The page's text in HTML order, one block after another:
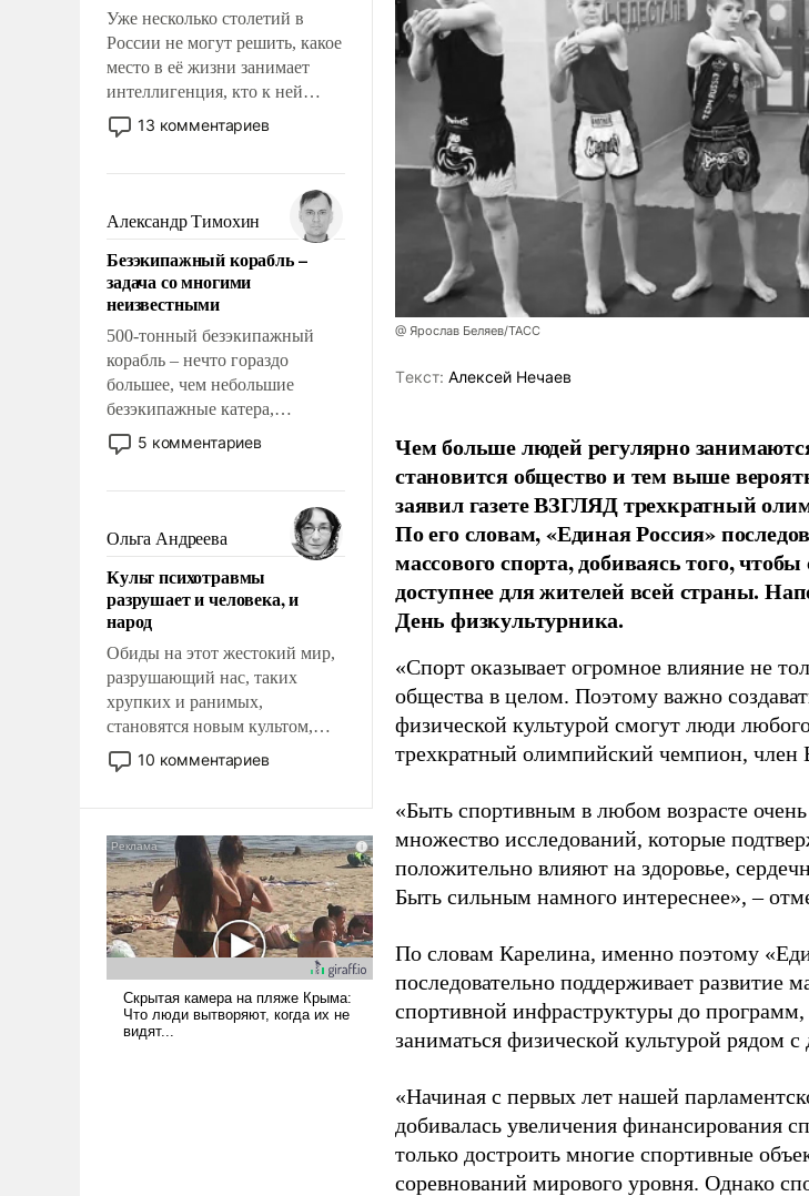
Уже несколько столетий в
России не могут решить, какое
место в её жизни занимает
интеллигенция, кто к ней
принадлежит, а кого из неё
исключили с правом
чем она отличается от просто
образованных людей. Иногда
казалось, что эти вопросы
решены раз и навсегда, но –
нет, не решены.
13 комментариев
Александр Тимохин
Безэкипажный корабль –
задача со многими
неизвестными
500-тонный безэкипажный
корабль – нечто гораздо
большее, чем небольшие
безэкипажные катера,
применение которых уже
стало обыденностью. Задача по
сложна и амбициозна. Однако
и ее реализация радикально
поднимет наши боевые
возможности.
5 комментариев
Ольга Андреева
Культ психотравмы
разрушает и человека, и
народ
Обиды на этот жестокий мир,
разрушающий нас, таких
хрупких и ранимых,
становятся новым культом,
постепенно вытесняя и
отменяя традиционное
ударами судьбы, брать на себя
ответственность, помогать
слабым, идти вперед и
адаптироваться.
10 комментариев
@ Ярослав Беляев/ТАСС
Tекст: Алексей Нечаев
Чем больше людей регулярно
становится общество и тем выше
заявил газете ВЗГЛЯД трехкратный
По его словам, «Единая Россия»
массового спорта, добиваясь того,
доступнее для жителей всей страны.
День физкультурника.
«Спорт оказывает огромное влияние не
общества в целом. Поэтому важно
физической культурой смогут люди
трехкратный олимпийский чемпион, член
«Быть спортивным в любом возрасте
множество исследований, которые
положительно влияют на здоровье,
Быть сильным намного интереснее», –
По словам Карелина, именно поэтому
последовательно поддерживает развитие
спортивной инфраструктуры до
заниматься физической культурой рядом
«Начиная с первых лет нашей
добивалась увеличения финансирования
только достроить многие спортивные
соревнований мирового уровня. Однако